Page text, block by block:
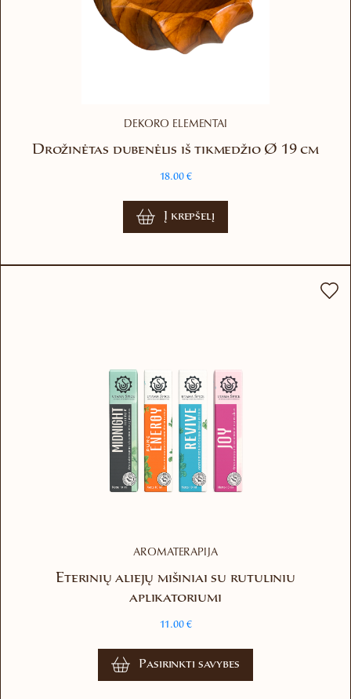
DEKORO ELEMENTAI
Drožinėtas dubenėlis iš tikmedžio Ø 19 cm
18.00 €
Į krepšelį
AROMATERAPIJA
Eterinių aliejų mišiniai su rutuliniu
aplikatoriumi
11.00 €
Pasirinkti savybes
This